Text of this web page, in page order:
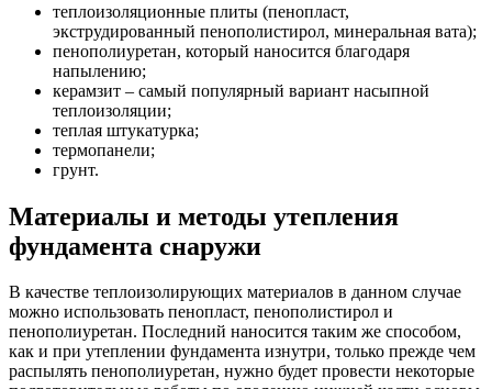
теплоизоляционные плиты (пенопласт,
экструдированный пенополистирол, минеральная вата);
пенополиуретан, который наносится благодаря
напылению;
керамзит – самый популярный вариант насыпной
теплоизоляции;
теплая штукатурка;
термопанели;
грунт.
Материалы и методы утепления
фундамента снаружи
В качестве теплоизолирующих материалов в данном случае
можно использовать пенопласт, пенополистирол и
пенополиуретан. Последний наносится таким же способом,
как и при утеплении фундамента изнутри, только прежде чем
распылять пенополиуретан, нужно будет провести некоторые